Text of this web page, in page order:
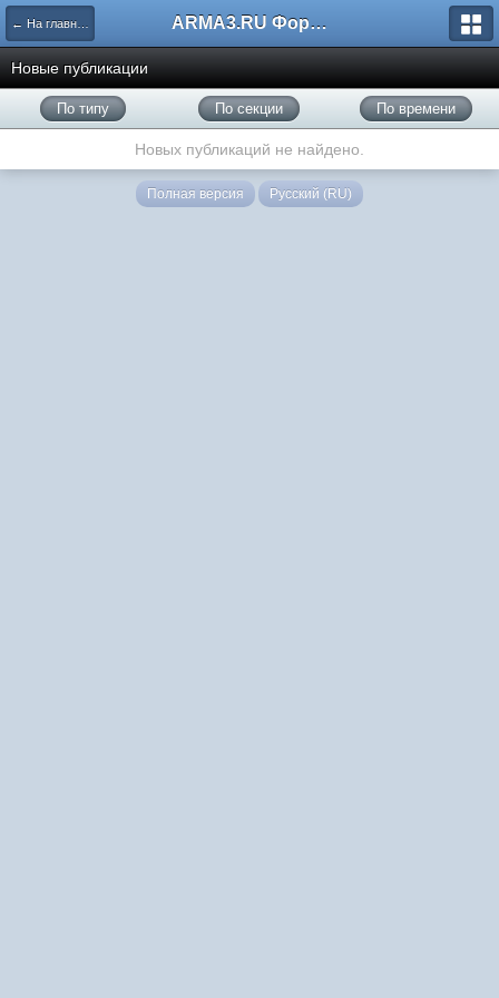
← На главную ARMA3.RU Форум
Новые публикации
По типу По секции По времени
Новых публикаций не найдено.
Полная версия Русский (RU)